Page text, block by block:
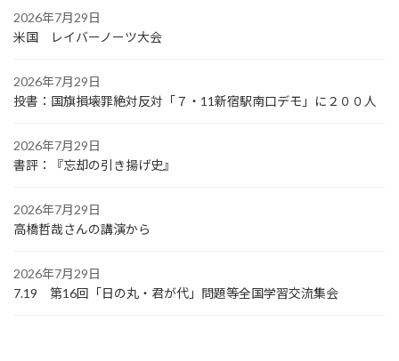
2026年7月29日
米国 レイバーノーツ大会
2026年7月29日
投書：国旗損壊罪絶対反対「７・11新宿駅南口デモ」に２００人
2026年7月29日
書評：『忘却の引き揚げ史』
2026年7月29日
高橋哲哉さんの講演から
2026年7月29日
7.19 第16回「日の丸・君が代」問題等全国学習交流集会